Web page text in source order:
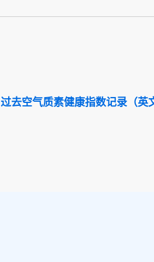
过去空气质素健康指数记录（英